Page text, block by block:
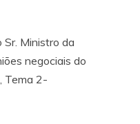
Sr. Ministro da
negociais do
Tema 2-